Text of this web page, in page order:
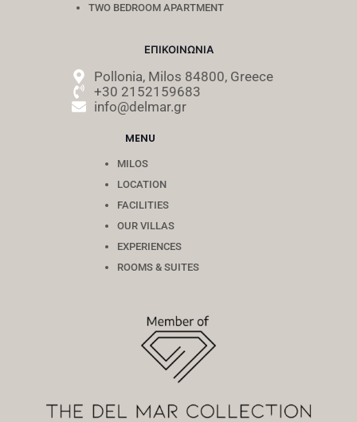
TWO BEDROOM APARTMENT
ΕΠΙΚΟΙΝΩΝΙΑ
Pollonia, Milos 84800, Greece
+30 2152159683
info@delmar.gr
MENU
MILOS
LOCATION
FACILITIES
OUR VILLAS
EXPERIENCES
ROOMS & SUITES